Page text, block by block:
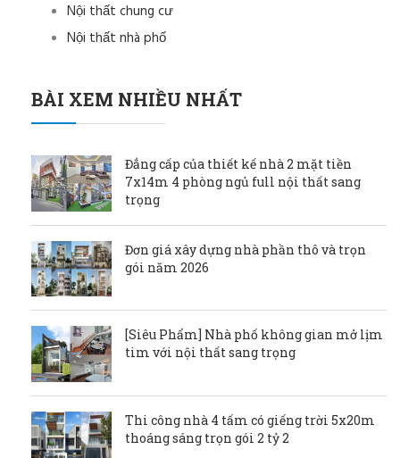
Nội thất chung cư
Nội thất nhà phố
BÀI XEM NHIỀU NHẤT
Đẳng cấp của thiết kế nhà 2 mặt tiền
7x14m 4 phòng ngủ full nội thất sang
trọng
Đơn giá xây dựng nhà phần thô và trọn
gói năm 2026
[Siêu Phẩm] Nhà phố không gian mở lịm
tim với nội thất sang trọng
Thi công nhà 4 tấm có giếng trời 5x20m
thoáng sáng trọn gói 2 tỷ 2